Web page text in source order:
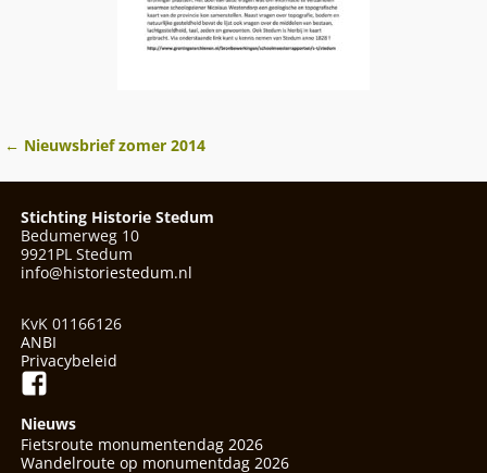
← Nieuwsbrief zomer 2014
Stichting Historie Stedum
Bedumerweg 10
9921PL Stedum
info@historiestedum.nl
KvK 01166126
ANBI
Privacybeleid
Nieuws
Fietsroute monumentendag 2026
Wandelroute op monumentdag 2026